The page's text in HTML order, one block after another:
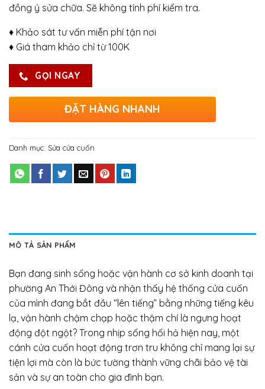
đồng ý sửa chữa. Sẽ không tính phí kiểm tra.
♦ Khảo sát tư vấn miễn phí tận nơi
♦ Giá tham khảo chỉ từ 100K
GỌI NGAY
ĐẶT HÀNG NHANH
Danh mục: Sửa cửa cuốn
MÔ TẢ SẢN PHẨM
Bạn đang sinh sống hoặc vận hành cơ sở kinh doanh tại
phường An Thới Đông và nhận thấy hệ thống cửa cuốn
của mình đang bắt đầu “lên tiếng” bằng những tiếng kêu
lạ, vận hành chậm chạp hoặc thậm chí là ngưng hoạt
động đột ngột? Trong nhịp sống hối hả hiện nay, một
cánh cửa cuốn hoạt động trơn tru không chỉ mang lại sự
tiện lợi mà còn là bức tường thành vững chãi bảo vệ tài
sản và sự an toàn cho gia đình bạn.